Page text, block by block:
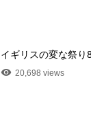
イギリスの変な祭り
20,698 views